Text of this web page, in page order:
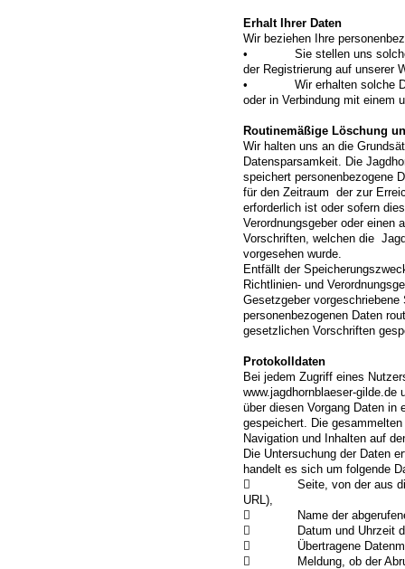
Erhalt Ihrer Daten
Wir beziehen Ihre
• Sie stellen uns solche
der Registrierung auf unserer
• Wir erhalten solche
oder in Verbindung mit einem
Routinemäßige Löschung
Wir halten uns an die
Datensparsamkeit. Die
speichert personenbezogene
für den Zeitraum der zur
erforderlich ist oder sofern
Verordnungsgeber oder einen
Vorschriften, welchen die
vorgesehen wurde.
Entfällt der
Richtlinien- und
Gesetzgeber
personenbezogenen Daten
gesetzlichen Vorschriften
Protokolldaten
Bei jedem Zugriff eines
www.jagdhornblaeser-gilde.de
über diesen Vorgang Daten in
gespeichert. Die
Navigation und Inhalten auf
Die Untersuchung der Daten
handelt es sich um folgende
 Seite, von der aus die
URL),
 Name der
 Datum und Uhrzeit des
 Übertragene
 Meldung, ob der Abruf